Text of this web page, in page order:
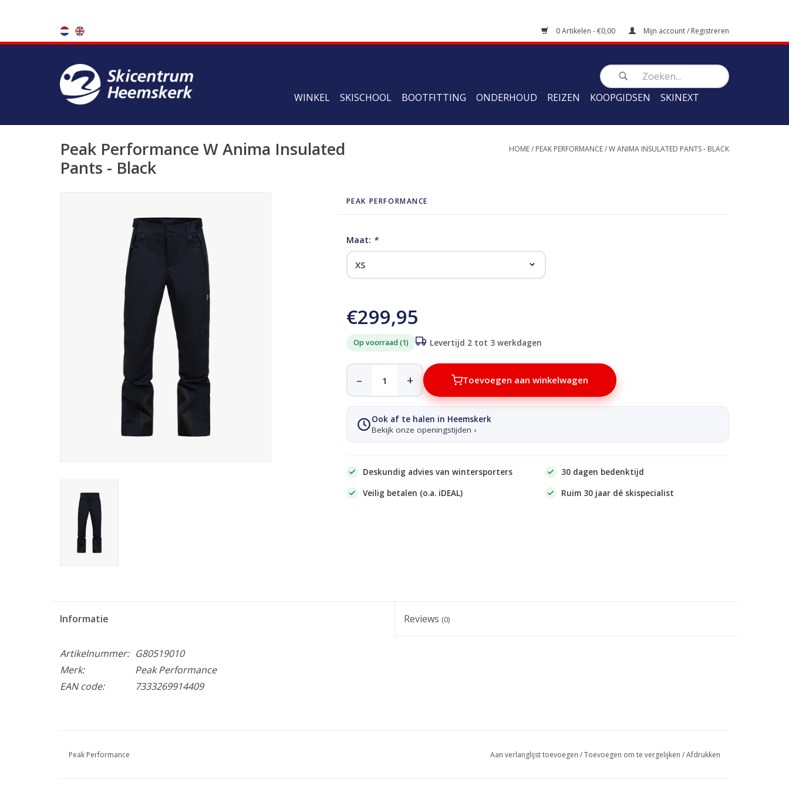
0 Artikelen - €0,00 Mijn account / Registreren
WINKEL SKISCHOOL BOOTFITTING ONDERHOUD REIZEN KOOPGIDSEN SKINEXT
Peak Performance W Anima Insulated
Pants - Black
HOME/ PEAK PERFORMANCE/W ANIMA INSULATED PANTS - BLACK
PEAK PERFORMANCE
Maat: *
€299,95
Op voorraad (1) Levertijd 2 tot 3 werkdagen
– + Toevoegen aan winkelwagen
Ook af te halen in Heemskerk
Bekijk onze openingstijden ›
Deskundig advies van wintersporters
30 dagen bedenktijd
Veilig betalen (o.a. iDEAL)
Ruim 30 jaar dé skispecialist
Informatie Reviews (0)
Artikelnummer: G80519010
Merk:
Peak Performance
EAN code:
7333269914409
Peak Performance Aan verlanglijst toevoegen /Toevoegen om te vergelijken /Afdrukken